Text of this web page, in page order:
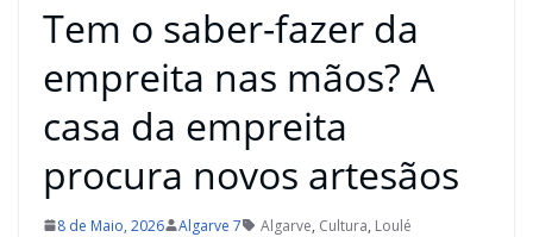
Tem o saber-fazer da
empreita nas mãos? A
casa da empreita
procura novos artesãos
8 de Maio, 2026 Algarve 7 Algarve, Cultura, Loulé